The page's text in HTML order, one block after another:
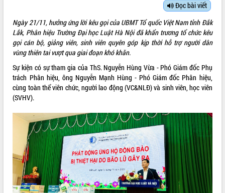
SỞ, BAN, NGÀNH
UBND CÁC XÃ, PHƯỜNG
HỆ THỐNG VĂN BẢN
VĂN BẢN HĐND TỈNH
ĐIỂM TIN VĂN BẢN
QUY HOẠCH - KẾ HOẠCH
Đọc bài viết
Ngày 21/11, hưởng ứng lời kêu gọi của UBMT Tổ quốc Việt Nam tỉnh Đắk
Lắk, Phân hiệu Trường Đại học Luật Hà Nội đã khẩn trương tổ chức kêu
gọi cán bộ, giảng viên, sinh viên quyên góp kịp thời hỗ trợ người dân
vùng thiên tai vượt qua giai đoạn khó khăn.
Sự kiện có sự tham gia của ThS. Nguyễn Hùng Vừa - Phó Giám đốc Phụ
trách Phân hiệu, ông Nguyễn Mạnh Hùng - Phó Giám đốc Phân hiệu,
cùng toàn thể viên chức, người lao động (VC&NLĐ) và sinh viên, học viên
(SVHV).